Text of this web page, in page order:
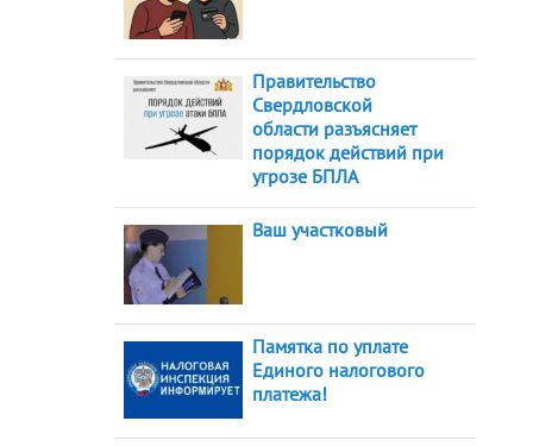
Правительство
Свердловской
области разъясняет
порядок действий при
угрозе БПЛА
Ваш участковый
Памятка по уплате
Единого налогового
платежа!